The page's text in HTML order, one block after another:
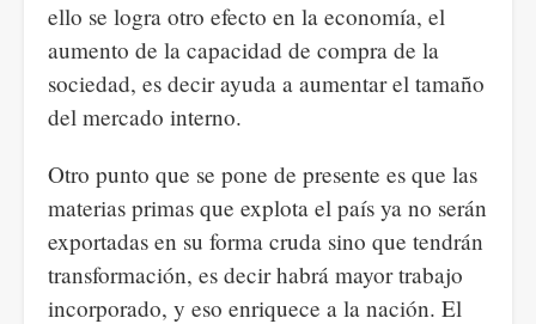
ello se logra otro efecto en la economía, el
aumento de la capacidad de compra de la
sociedad, es decir ayuda a aumentar el tamaño
del mercado interno.
Otro punto que se pone de presente es que las
materias primas que explota el país ya no serán
exportadas en su forma cruda sino que tendrán
transformación, es decir habrá mayor trabajo
incorporado, y eso enriquece a la nación. El